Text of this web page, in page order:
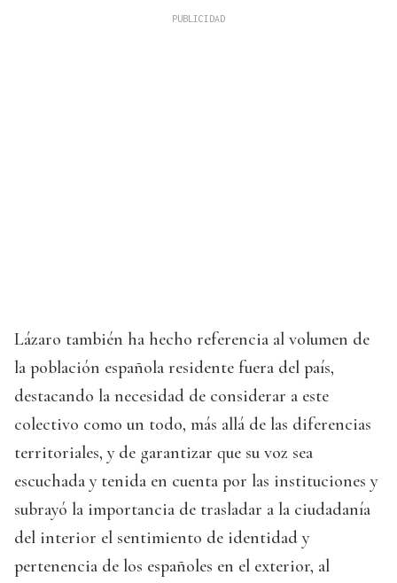
Lázaro también ha hecho referencia al volumen de
la población española residente fuera del país,
destacando la necesidad de considerar a este
colectivo como un todo, más allá de las diferencias
territoriales, y de garantizar que su voz sea
escuchada y tenida en cuenta por las instituciones y
subrayó la importancia de trasladar a la ciudadanía
del interior el sentimiento de identidad y
pertenencia de los españoles en el exterior, al